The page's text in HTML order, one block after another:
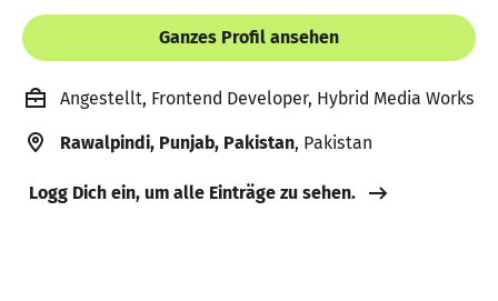
Ganzes Profil ansehen
Angestellt, Frontend Developer, Hybrid Media Works
Rawalpindi, Punjab, Pakistan, Pakistan
Logg Dich ein, um alle Einträge zu sehen.